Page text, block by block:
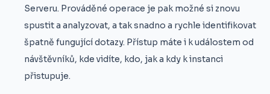
Serveru. Prováděné operace je pak možné si znovu
spustit a analyzovat, a tak snadno a rychle identifikovat
špatně fungující dotazy. Přístup máte i k událostem od
návštěvníků, kde vidíte, kdo, jak a kdy k instanci
přistupuje.